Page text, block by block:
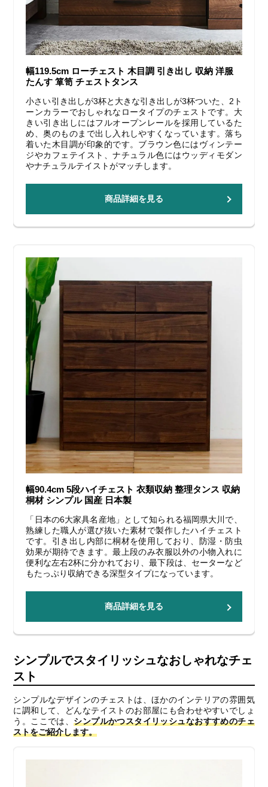
幅119.5cm ローチェスト 木目調 引き出し 収納 洋服
たんす 箪笥 チェストタンス
小さい引き出しが3杯と大きな引き出しが3杯ついた、2ト
ーンカラーでおしゃれなロータイプのチェストです。大
きい引き出しにはフルオープンレールを採用しているた
め、奥のものまで出し入れしやすくなっています。落ち
着いた木目調が印象的です。ブラウン色にはヴィンテー
ジやカフェテイスト、ナチュラル色にはウッディモダン
やナチュラルテイストがマッチします。
商品詳細を見る
幅90.4cm 5段ハイチェスト 衣類収納 整理タンス 収納
桐材 シンプル 国産 日本製
「日本の6大家具名産地」として知られる福岡県大川で、
熟練した職人が選び抜いた素材で製作したハイチェスト
です。引き出し内部に桐材を使用しており、防湿・防虫
効果が期待できます。最上段のみ衣服以外の小物入れに
便利な左右2杯に分かれており、最下段は、セーターなど
もたっぷり収納できる深型タイプになっています。
商品詳細を見る
シンプルでスタイリッシュなおしゃれなチェ
スト
シンプルなデザインのチェストは、ほかのインテリアの雰囲気
に調和して、どんなテイストのお部屋にも合わせやすいでしょ
う。ここでは、シンプルかつスタイリッシュなおすすめのチェ
ストをご紹介します。